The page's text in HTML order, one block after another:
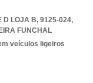
D LOJA B, 9125-024,
FUNCHAL
veículos ligeiros